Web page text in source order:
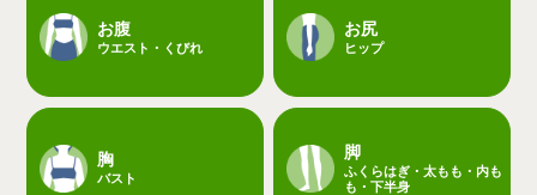
お腹
ウエスト・くびれ
お尻
ヒップ
胸
バスト
脚
ふくらはぎ・太もも・内も
も・下半身